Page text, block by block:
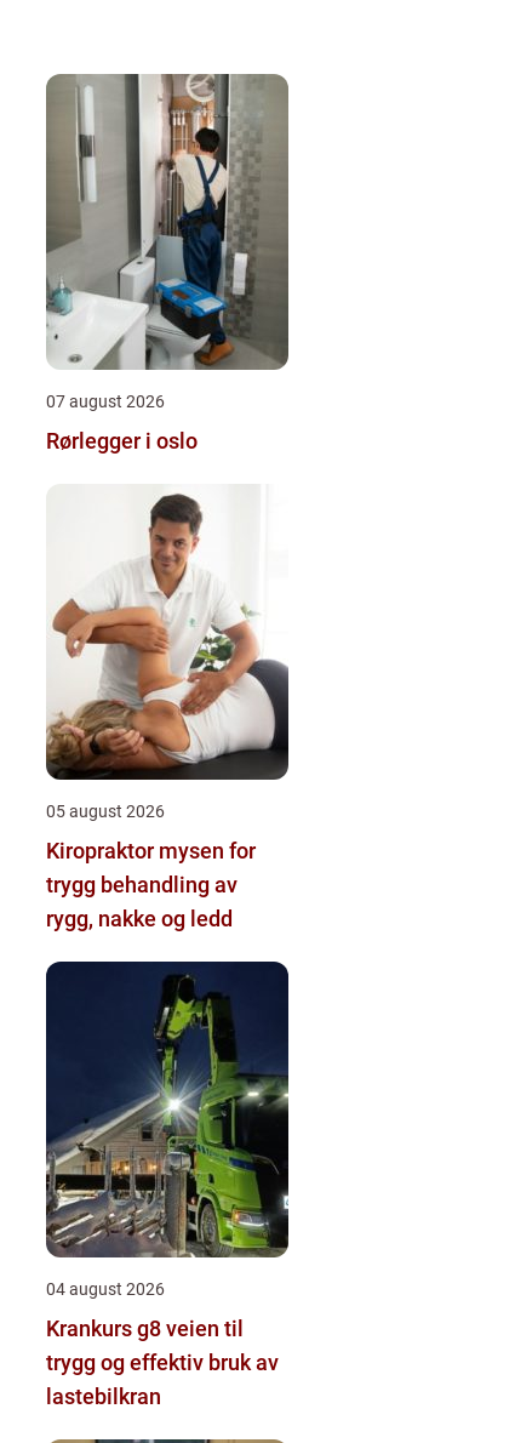
07 august 2026
Rørlegger i oslo
05 august 2026
Kiropraktor mysen for
trygg behandling av
rygg, nakke og ledd
04 august 2026
Krankurs g8 veien til
trygg og effektiv bruk av
lastebilkran